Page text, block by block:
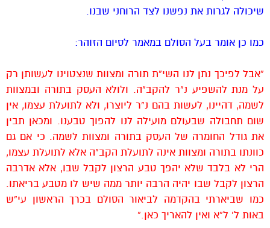
שיכולה לגרות את נפשנו לצד הרוחני שבנו.
כמו כן אומר בעל הסולם במאמר לסיום הזוהר:
“אבל לפיכך נתן לנו השי”ת תורה ומצוות שנצטוינו לעשותן רק
על מנת להשפיע נ”ר להקב”ה. ולולא העסק בתורה ובמצוות
לשמה, דהיינו, לעשות בהם נ”ר ליוצרו, ולא לתועלת עצמו, אין
שום תחבולה שבעולם מועילה לנו להפוך טבענו. ומכאן תבין
את גודל החומרה של העסק בתורה ומצוות לשמה. כי אם גם
כוונתו בתורה ומצוות אינה לתועלת הקב”ה אלא לתועלת עצמו,
הרי לא בלבד שלא יהפך טבע הרצון לקבל שבו, אלא אדרבה
הרצון לקבל שבו יהיה הרבה יותר ממה שיש לו מטבע בריאתו.
כמו שביארתי בהקדמה לביאור הסולם בכרך הראשון עי”ש
באות ל’ ל”א ואין להאריך כאן.”